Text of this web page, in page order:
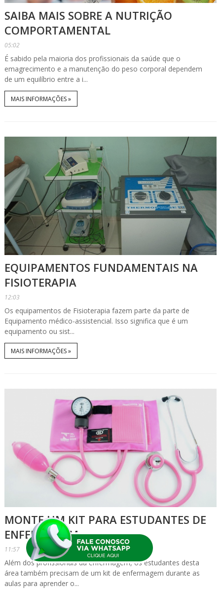
SAIBA MAIS SOBRE A NUTRIÇÃO
COMPORTAMENTAL
05:02
É sabido pela maioria dos profissionais da saúde que o
emagrecimento e a manutenção do peso corporal dependem
de um equilíbrio entre a i...
MAIS INFORMAÇÕES »
EQUIPAMENTOS FUNDAMENTAIS NA
FISIOTERAPIA
12:03
Os equipamentos de Fisioterapia fazem parte da parte de
Equipamento médico-assistencial. Isso significa que é um
equipamento ou sist...
MAIS INFORMAÇÕES »
MONTE UM KIT PARA ESTUDANTES DE
ENFERMAGEM
11:57
Além dos profissionais da enfermagem, os estudantes desta
área também precisam de um kit de enfermagem durante as
aulas para aprender o...